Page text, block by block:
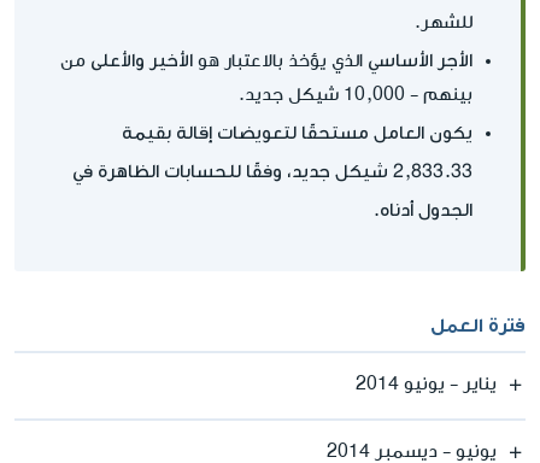
للشهر.
الأجر الأساسي الذي يؤخذ بالاعتبار هو الأخير والأعلى من
بينهم - 10,000 شيكل جديد.
يكون العامل مستحقًا لتعويضات إقالة بقيمة
2,833.33 شيكل جديد، وفقًا للحسابات الظاهرة في
الجدول أدناه.
فترة العمل
يناير - يونيو 2014
يونيو - ديسمبر 2014